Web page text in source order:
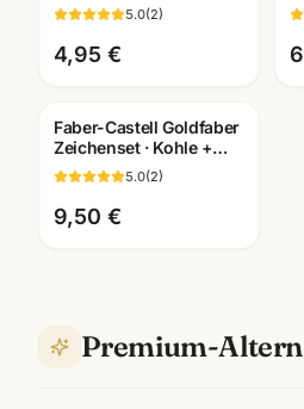
A2/A3/A4/A5/A6
wählbar ·
Künstlerbedarf
Mannheim
5.0(2)
4,95 €
Faber-Castell Goldfaber
Zeichenset · Kohle +
Grafit Bleistifte ·
Künstlerbedarf
Mannheim
5.0(2)
9,50 €
Premium-